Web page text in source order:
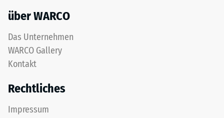
über WARCO
Das Unternehmen
WARCO Gallery
Kontakt
Rechtliches
Impressum